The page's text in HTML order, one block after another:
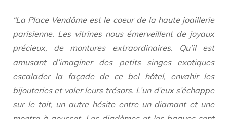
“La Place Vendôme est le coeur de la haute joaillerie
parisienne. Les vitrines nous émerveillent de joyaux
précieux, de montures extraordinaires. Qu’il est
amusant d’imaginer des petits singes exotiques
escalader la façade de ce bel hôtel, envahir les
bijouteries et voler leurs trésors. L’un d’eux s’échappe
sur le toit, un autre hésite entre un diamant et une